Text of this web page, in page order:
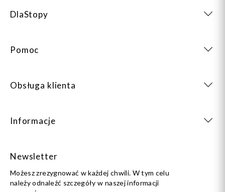
DlaStopy
Pomoc
Obsługa klienta
Informacje
Newsletter
Możesz zrezygnować w każdej chwili. W tym celu
należy odnaleźć szczegóły w naszej informacji